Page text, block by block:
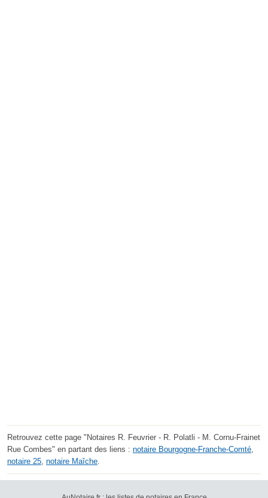
Retrouvez cette page "Notaires R. Feuvrier - R. Polatli - M. Cornu-Frainet
Rue Combes" en partant des liens : notaire Bourgogne-Franche-Comté
notaire 25 notaire Maîche